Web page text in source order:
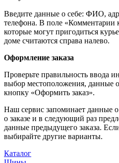
Введите данные о себе: ФИО,
телефона. В поле «Комментарии
которые могут пригодиться
доме считаются справа налево.
Оформление заказа
Проверьте правильность ввода
выбор местоположения, данные
кнопку «Оформить заказ».
Наш сервис запоминает данные
о заказе и в следующий раз
данные предыдущего заказа.
выбирайте другие варианты.
Каталог